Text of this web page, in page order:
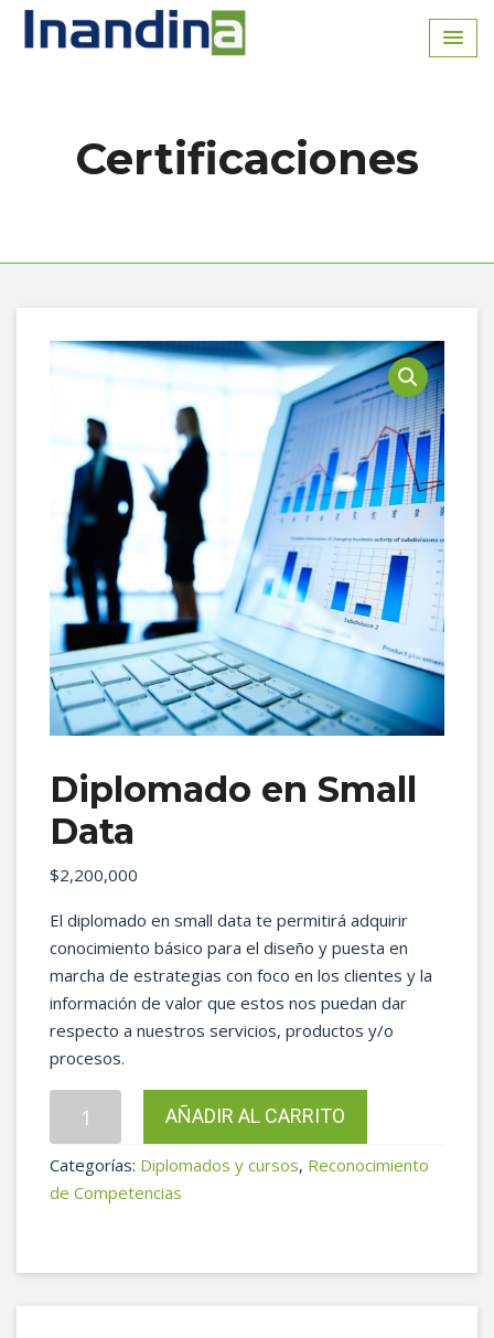
Inicio
Certificaciones
Diplomado en Small
Data
$2,200,000
El diplomado en small data te permitirá adquirir
conocimiento básico para el diseño y puesta en
marcha de estrategias con foco en los clientes y la
información de valor que estos nos puedan dar
respecto a nuestros servicios, productos y/o
procesos.
Small
Data
AÑADIR AL CARRITO
Categorías: Diplomados y cursos, Reconocimiento
de Competencias